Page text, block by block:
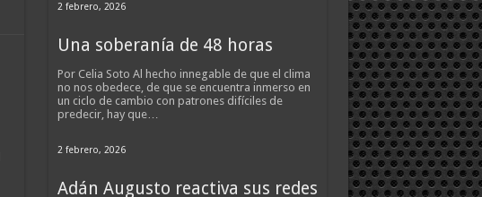
2 febrero, 2026
Una soberanía de 48 horas
Por Celia Soto Al hecho innegable de que el clima
no nos obedece, de que se encuentra inmerso en
un ciclo de cambio con patrones difíciles de
predecir, hay que…
2 febrero, 2026
Adán Augusto reactiva sus redes